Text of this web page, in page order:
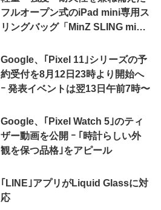
フルオープン式のiPad mini専用ス
リングバッグ「MinZ SLING mini
Google、｢Pixel 11｣シリーズの予
約受付を8月12日23時より開始へ
ｰ 発表イベントは翌13日午前7時〜
Google、｢Pixel Watch 5｣のティ
ザー動画を公開 ｰ ｢時計らしい外
観を保つ品格｣をアピール
｢LINE｣アプリがLiquid Glassに対
応